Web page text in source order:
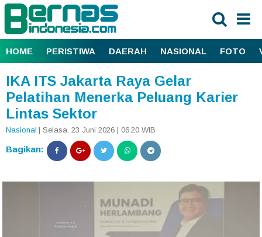
HOME PERISTIWA DAERAH NASIONAL FOTO
IKA ITS Jakarta Raya Gelar
Pelatihan Menerka Peluang Karier
Lintas Sektor
Nasional | Selasa, 23 Juni 2026 | 06.20 WIB
Bagikan: